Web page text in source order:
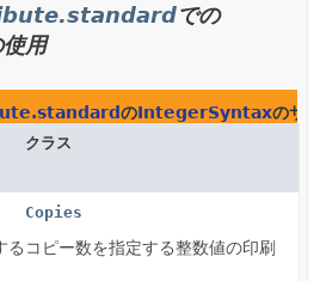
での
使用
のIntegerSyntaxのサ
クラス
Copies
るコピー数を指定する整数値の印刷